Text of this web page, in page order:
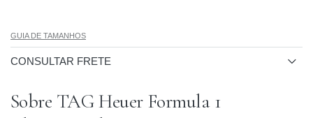
GUIA DE TAMANHOS
CONSULTAR FRETE
Sobre TAG Heuer Formula 1